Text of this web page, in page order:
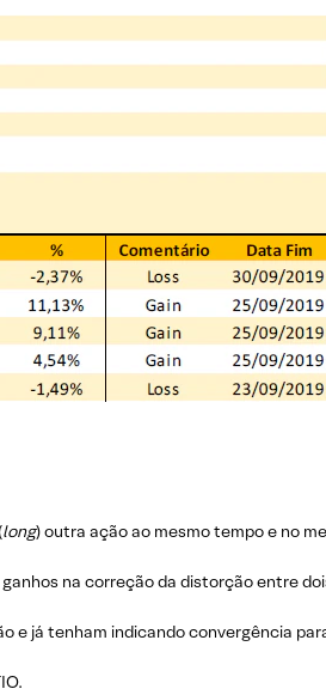
long) outra ação ao mesmo tempo e no
na correção da distorção entre
e já tenham indicando convergência